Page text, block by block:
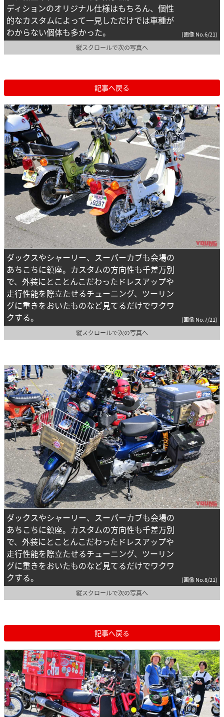
ディションのオリジナル仕様はもちろん、個性
的なカスタムによって一見しただけでは車種が
わからない個体も多かった。
(画像 No.6/21)
縦スクロールで次の写真へ
記事へ戻る
ダックスやシャーリー、スーパーカブも会場の
あちこちに鎮座。カスタムの方向性も千差万別
で、外装にとことんこだわったドレスアップや
走行性能を際立たせるチューニング、ツーリン
グに重きをおいたものなど見てるだけでワクワ
クする。
(画像 No.7/21)
縦スクロールで次の写真へ
ダックスやシャーリー、スーパーカブも会場の
あちこちに鎮座。カスタムの方向性も千差万別
で、外装にとことんこだわったドレスアップや
走行性能を際立たせるチューニング、ツーリン
グに重きをおいたものなど見てるだけでワクワ
クする。
(画像 No.8/21)
縦スクロールで次の写真へ
記事へ戻る